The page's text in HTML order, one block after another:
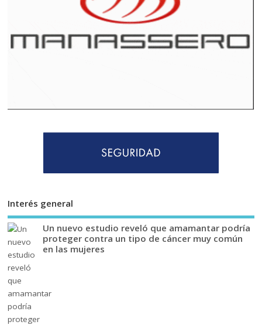
Interés general
Un nuevo estudio reveló que amamantar podría
proteger contra un tipo de cáncer muy común
en las mujeres